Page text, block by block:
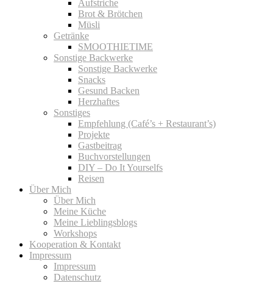
Aufstriche
Brot & Brötchen
Müsli
Getränke
SMOOTHIETIME
Sonstige Backwerke
Sonstige Backwerke
Snacks
Gesund Backen
Herzhaftes
Sonstiges
Empfehlung (Café’s + Restaurant’s)
Projekte
Gastbeitrag
Buchvorstellungen
DIY – Do It Yourselfs
Reisen
Über Mich
Über Mich
Meine Küche
Meine Lieblingsblogs
Workshops
Kooperation & Kontakt
Impressum
Impressum
Datenschutz